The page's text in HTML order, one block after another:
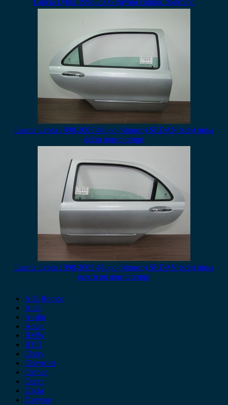
Lancia Lybra 1998-2005 4θυρο (4πορτο) SEDAN (sdn) πίσω
δεξιά πόρτα ασημί
Lancia Lybra 1998-2005 4θυρο (4πορτο) SEDAN (sdn) πίσω
αριστερή πόρτα ασημί
Alfa Romeo
Audi
Austin
Acura
BMW
BYD
Chery
Chevrolet
Citroen
Cupra
Dacia
Daewoo